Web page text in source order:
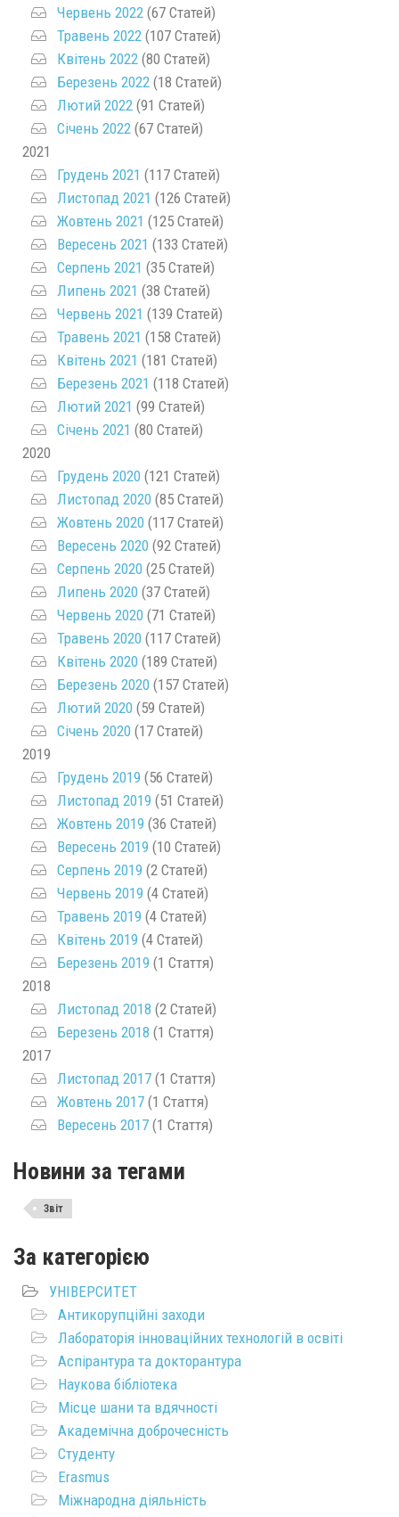
Червень 2022 (67 Статей)
Травень 2022 (107 Статей)
Квітень 2022 (80 Статей)
Березень 2022 (18 Статей)
Лютий 2022 (91 Статей)
Січень 2022 (67 Статей)
2021
Грудень 2021 (117 Статей)
Листопад 2021 (126 Статей)
Жовтень 2021 (125 Статей)
Вересень 2021 (133 Статей)
Серпень 2021 (35 Статей)
Липень 2021 (38 Статей)
Червень 2021 (139 Статей)
Травень 2021 (158 Статей)
Квітень 2021 (181 Статей)
Березень 2021 (118 Статей)
Лютий 2021 (99 Статей)
Січень 2021 (80 Статей)
2020
Грудень 2020 (121 Статей)
Листопад 2020 (85 Статей)
Жовтень 2020 (117 Статей)
Вересень 2020 (92 Статей)
Серпень 2020 (25 Статей)
Липень 2020 (37 Статей)
Червень 2020 (71 Статей)
Травень 2020 (117 Статей)
Квітень 2020 (189 Статей)
Березень 2020 (157 Статей)
Лютий 2020 (59 Статей)
Січень 2020 (17 Статей)
2019
Грудень 2019 (56 Статей)
Листопад 2019 (51 Статей)
Жовтень 2019 (36 Статей)
Вересень 2019 (10 Статей)
Серпень 2019 (2 Статей)
Червень 2019 (4 Статей)
Травень 2019 (4 Статей)
Квітень 2019 (4 Статей)
Березень 2019 (1 Стаття)
2018
Листопад 2018 (2 Статей)
Березень 2018 (1 Стаття)
2017
Листопад 2017 (1 Стаття)
Жовтень 2017 (1 Стаття)
Вересень 2017 (1 Стаття)
Новини за тегами
Звіт
За категорією
УНІВЕРСИТЕТ
Антикорупційні заходи
Лабораторія інноваційних технологій в освіті
Аспірантура та докторантура
Наукова бібліотека
Місце шани та вдячності
Академічна доброчесність
Студенту
Erasmus
Міжнародна діяльність